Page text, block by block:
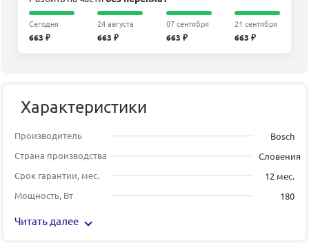
Сегодня
663 ₽
24 августа
663 ₽
07 сентября
663 ₽
21 сентября
663 ₽
Характеристики
Производитель
Bosch
Страна производства
Словения
Срок гарантии, мес.
12 мес.
Мощность, Вт
180
Читать далее